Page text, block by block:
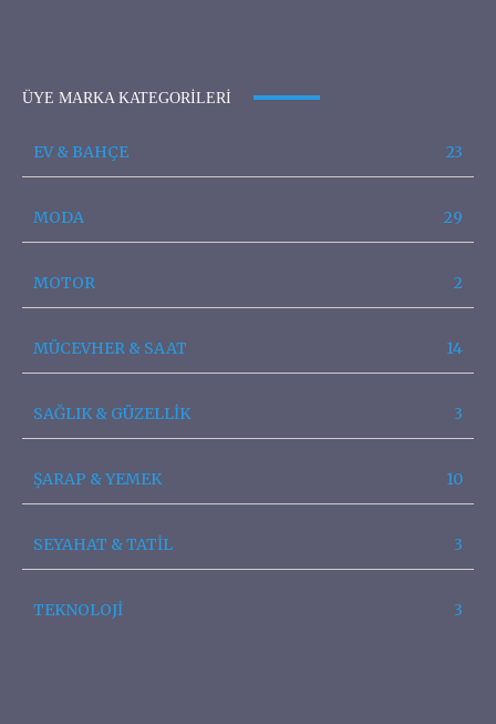
ÜYE MARKA KATEGORILERI
EV & BAHÇE 23
MODA 29
MOTOR 2
MÜCEVHER & SAAT 14
SAĞLIK & GÜZELLİK 3
ŞARAP & YEMEK 10
SEYAHAT & TATİL 3
TEKNOLOJİ 3